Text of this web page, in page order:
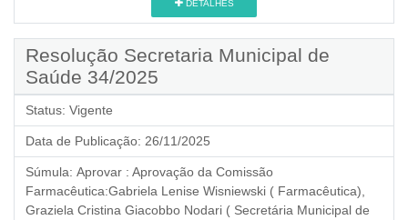
DETALHES
Resolução Secretaria Municipal de
Saúde 34/2025
Status: Vigente
Data de Publicação: 26/11/2025
Súmula: Aprovar : Aprovação da Comissão
Farmacêutica:Gabriela Lenise Wisniewski ( Farmacêutica),
Graziela Cristina Giacobbo Nodari ( Secretária Municipal de